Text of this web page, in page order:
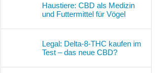
Haustiere: CBD als Medizin
und Futtermittel für Vögel
Legal: Delta-8-THC kaufen im
Test – das neue CBD?